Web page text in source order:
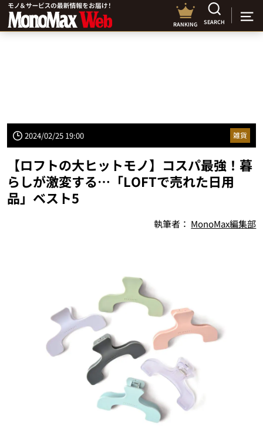
RANKING SEARCH
2024/02/25 19:00 雑貨
【ロフトの大ヒットモノ】コスパ最強！暮
らしが激変する…「LOFTで売れた日用
品」ベスト5
執筆者： MonoMax編集部